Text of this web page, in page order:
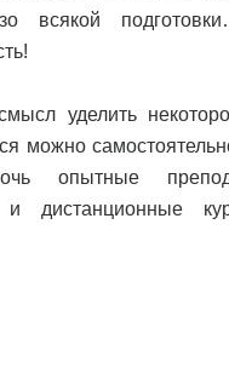
всякой
уделить
можно
опытные
дистанционные